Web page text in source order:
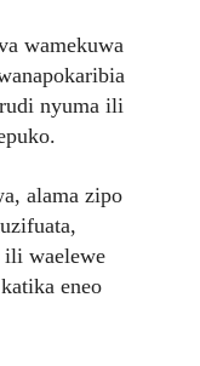
wamekuwa
nyuma ili
alama zipo
ili waelewe
eneo